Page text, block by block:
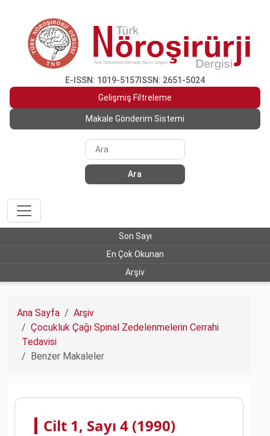
E-ISSN: 1019-5157 ISSN: 2651-5024
Gelişmiş Filtreleme
Makale Gönderim Sistemi
Ara
Son Sayı
En Çok Okunan
Arşiv
Ana Sayfa
Arşiv
Çocukluk Çağı Spinal Zedelenmelerin Cerrahi
Tedavisi
Benzer Makaleler
Cilt 1, Sayı 4 (1990)